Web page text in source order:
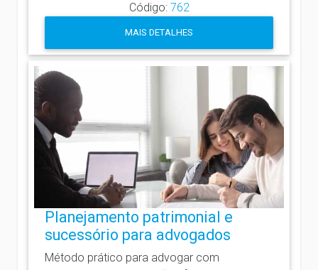
Código: 762
MAIS DETALHES
Planejamento patrimonial e
sucessório para advogados
Método prático para advogar com